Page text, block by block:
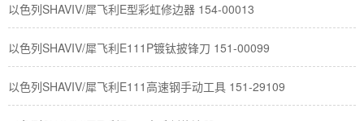
以色列SHAVIV/犀飞利E型彩虹修边器 154-00013
​以色列SHAVIV/犀飞利E111P镀钛披锋刀 151-00099
以色列SHAVIV/犀飞利E111高速钢手动工具 151-29109